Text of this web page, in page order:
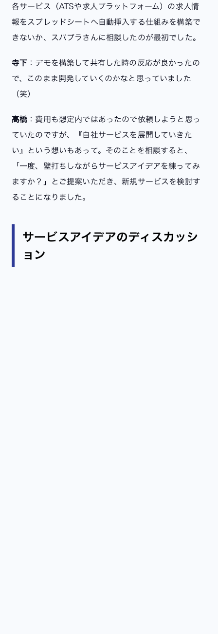
各サービス（ATSや求人プラットフォーム）の求人情
報をスプレッドシートへ自動挿入する仕組みを構築で
きないか、スパプラさんに相談したのが最初でした。
寺下 ：デモを構築して共有した時の反応が良かったの
で、このまま開発していくのかなと思っていました
（笑）
高橋 ：費用も想定内ではあったので依頼しようと思っ
ていたのですが、『自社サービスを展開していきた
い』という想いもあって。そのことを相談すると、
「一度、壁打ちしながらサービスアイデアを練ってみ
ますか？」とご提案いただき、新規サービスを検討す
ることになりました。
サービスアイデアのディスカッシ
ョン